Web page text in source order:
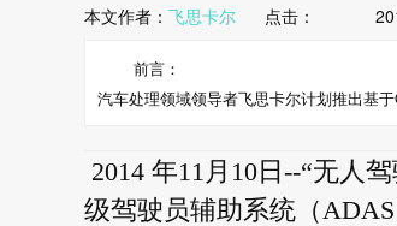
本文作者： 飞思卡尔点击：
前言：
汽车处理领域领导者飞思卡尔计划推出基
2014 年11月10日--“无人
级驾驶员辅助系统（